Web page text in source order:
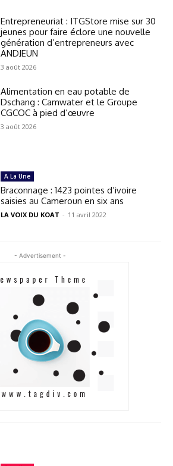
Entrepreneuriat : ITGStore mise sur 30
jeunes pour faire éclore une nouvelle
génération d’entrepreneurs avec
ANDJEUN
3 août 2026
Alimentation en eau potable de
Dschang : Camwater et le Groupe
CGCOC à pied d’œuvre
3 août 2026
A La Une
Braconnage : 1423 pointes d’ivoire
saisies au Cameroun en six ans
LA VOIX DU KOAT - 11 avril 2022
- Advertisement -